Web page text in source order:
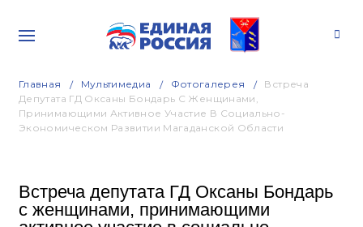
Главная Мультимедиа Фотогалерея
Встреча
Депутата ГД Оксаны Бондарь С Женщинами,
Принимающими Активное Участие В Социально-
Экономическом Развитии Магаданской Области
Встреча депутата ГД Оксаны Бондарь
с женщинами, принимающими